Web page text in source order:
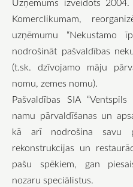
Komerclikumam,
uzņēmumu “Nekustamo
nodrošināt pašvaldības
(t.sk. dzīvojamo māju
nomu, zemes nomu).
Pašvaldības SIA
namu pārvaldīšanas un
kā arī nodrošina savu
rekonstrukcijas un
pašu spēkiem, gan
nozaru speciālistus.